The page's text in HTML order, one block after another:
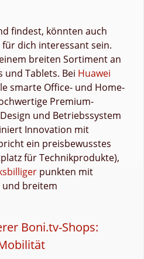
findest, könnten auch
dich interessant sein.
breiten Sortiment an
und Tablets. Bei Huawei
smarte Office- und Home-
Premium-
und Betriebssystem
Innovation mit
ein preisbewusstes
für Technikprodukte),
punkten mit
und breitem
Boni.tv-Shops: